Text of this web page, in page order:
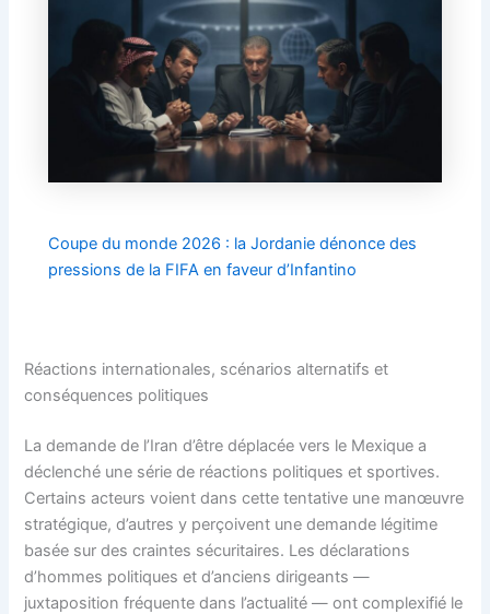
Coupe du monde 2026 : la Jordanie dénonce des
pressions de la FIFA en faveur d’Infantino
Réactions internationales, scénarios alternatifs et
conséquences politiques
La demande de l’Iran d’être déplacée vers le Mexique a
déclenché une série de réactions politiques et sportives.
Certains acteurs voient dans cette tentative une manœuvre
stratégique, d’autres y perçoivent une demande légitime
basée sur des craintes sécuritaires. Les déclarations
d’hommes politiques et d’anciens dirigeants —
juxtaposition fréquente dans l’actualité — ont complexifié le